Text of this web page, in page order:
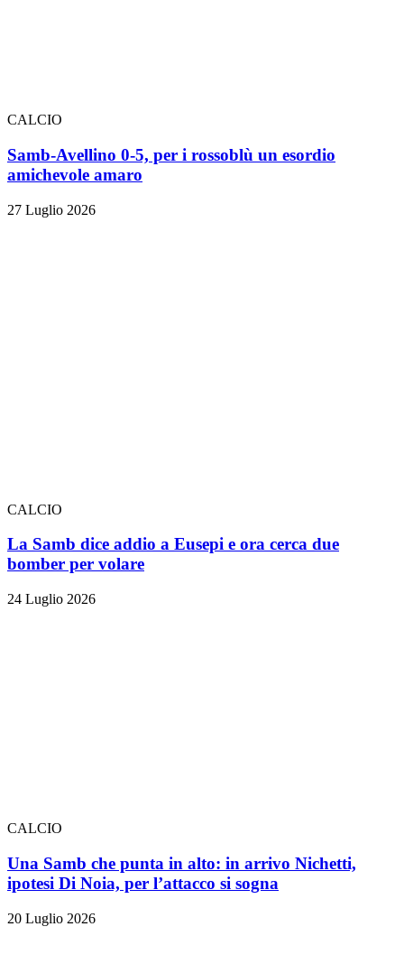
CALCIO
Samb-Avellino 0-5, per i rossoblù un esordio
amichevole amaro
27 Luglio 2026
CALCIO
La Samb dice addio a Eusepi e ora cerca due
bomber per volare
24 Luglio 2026
CALCIO
Una Samb che punta in alto: in arrivo Nichetti,
ipotesi Di Noia, per l’attacco si sogna
20 Luglio 2026